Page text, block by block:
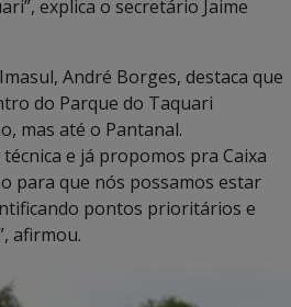
explica o secretário Jaime
André Borges, destaca que
do Parque do Taquari
mas até o Pantanal.
e já propomos pra Caixa
para que nós possamos estar
pontos prioritários e
afirmou.